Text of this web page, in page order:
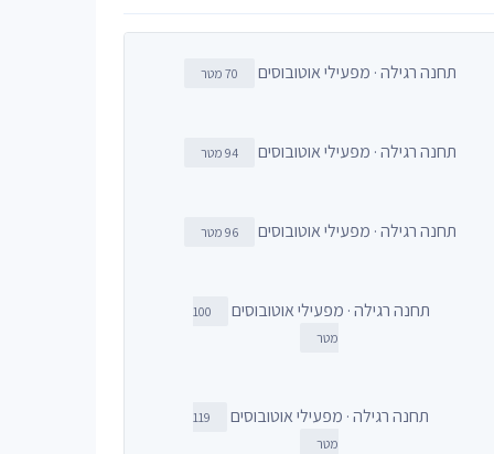
תחנה רגילה · מפעילי אוטובוסים 70 מטר
תחנה רגילה · מפעילי אוטובוסים 94 מטר
תחנה רגילה · מפעילי אוטובוסים 96 מטר
תחנה רגילה · מפעילי אוטובוסים
100
מטר
תחנה רגילה · מפעילי אוטובוסים
119
מטר